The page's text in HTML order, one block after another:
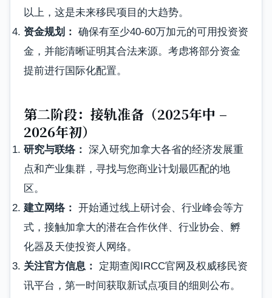
以上，这是未来移民项目的大趋势。
资金规划： 确保有至少40-60万加元的可用投资资
金，并能清晰证明其合法来源。考虑将部分资金
提前进行国际化配置。
第二阶段：接轨准备（2025年中 –
2026年初）
研究与联络： 深入研究加拿大各省的经济发展重
点和产业集群，寻找与您商业计划最匹配的地
区。
建立网络： 开始通过线上研讨会、行业峰会等方
式，接触加拿大的潜在合作伙伴、行业协会、孵
化器及天使投资人网络。
关注官方信息：
定期查阅IRCC官网及权威移民资
讯平台，第一时间获取新试点项目的细则公布。